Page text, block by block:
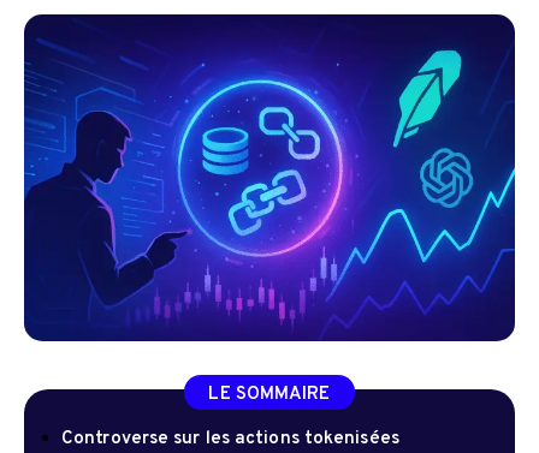
LE SOMMAIRE
Controverse sur les actions tokenisées